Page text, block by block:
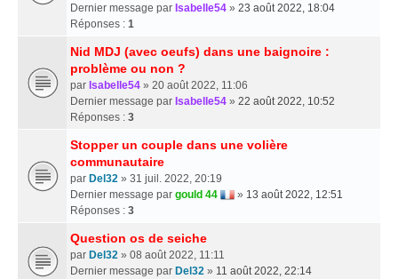
Dernier message par Isabelle54 » 23 août 2022, 18:04
Réponses : 1
Nid MDJ (avec oeufs) dans une baignoire :
problème ou non ?
par Isabelle54 » 20 août 2022, 11:06
Dernier message par Isabelle54 » 22 août 2022, 10:52
Réponses : 3
Stopper un couple dans une volière
communautaire
par Del32 » 31 juil. 2022, 20:19
Dernier message par gould 44 » 13 août 2022, 12:51
Réponses : 3
Question os de seiche
par Del32 » 08 août 2022, 11:11
Dernier message par Del32 » 11 août 2022, 22:14